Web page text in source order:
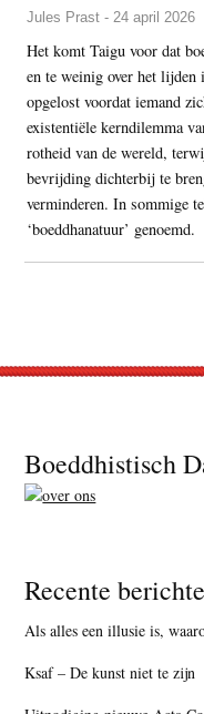
Jules Prast - 24 april 2026
Het komt Taigu voor dat
en te weinig over het lijden
opgelost voordat iemand
existentiële kerndilemma
rotheid van de wereld,
bevrijding dichterbij te
verminderen. In sommige
‘boeddhanatuur’ genoemd.
Footer
Boeddhistisch
Recente
Als alles een illusie is,
Ksaf – De kunst niet te zijn